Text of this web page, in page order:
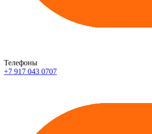
Телефоны
+7 917 043 0707